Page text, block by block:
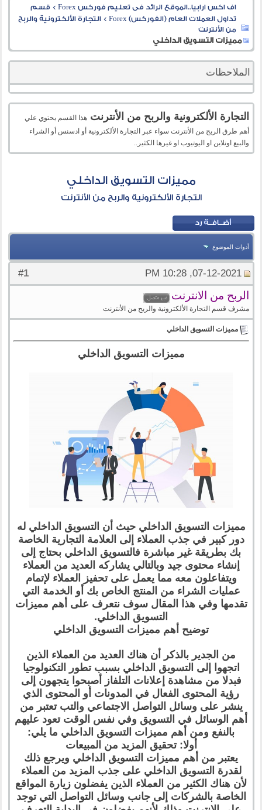
اف اكس ارابيا..الموقع الرائد فى تعليم فوركس Forex > قسم
تداول العملات العام (الفوركس) Forex
>التجارة الألكترونية والربح
من الأنترنت
مميزات التسويق الداخلي
الملاحظات
التجارة الألكترونية والربح من الأنترنت هذا القسم يحتوي علي
أهم طرق الربح من الأنترنت سواء عبر التجارة الألكترونية أو ادسنس أو الشراء
والبيع اونلاين او اليوتيوب او غيرها الكثير..
مميزات التسويق الداخلي
التجارة الألكترونية والربح من الأنترنت
أدوات الموضوع
#
1 07-12-2021, 10:28 PM
الربح من الانترنت
مشرف قسم التجارة الألكترونية والربح من الأنترنت
مميزات التسويق الداخلي
مميزات التسويق الداخلي
مميزات التسويق الداخلي حيث أن التسويق الداخلي له
دور كبير في جذب العملاء إلى العلامة التجارية الخاصة
بك بطريقة غير مباشرة فالتسويق الداخلي بحتاج إلى
إنشاء محتوى جيد وبالتالي يشاركه العديد من العملاء
ويتفاعلون معه مما يعمل على تحفيز العملاء لإتمام
عمليات الشراء من المنتج الخاص بك أو الخدمة التي
تقدمها وفي هذا المقال سوف نتعرف على أهم مميزات
التسويق الداخلي.
توضيح أهم مميزات التسويق الداخلي
من الجدير بالذكر أن هناك العديد من العملاء الذين
اتجهوا إلى التسويق الداخلي بسبب تطور التكنولوجيا
فبدلا من مشاهدة إعلانات التلفاز أصبحوا يتجهون إلى
رؤية المحتوى الفعال في المدونات أو المحتوى الذي
ينشر على وسائل التواصل الاجتماعي والتب تعتبر من
أهم الوسائل في التسويق وفي نفس الوقت تعود عليهم
بالنفع ومن أهم مميزات التسويق الداخلي ما يلي:
أولا: تحقيق المزيد من المبيعات
يعتبر من أهم مميزات التسويق الداخلي ويرجع ذلك
لقدرة التسويق الداخلي على جذب المزيد من العملاء
لأن هناك الكثير من العملاء الذين يفضلون زيارة المواقع
الخاصة بالشركات إلى جانب وسائل التواصل التي توجد